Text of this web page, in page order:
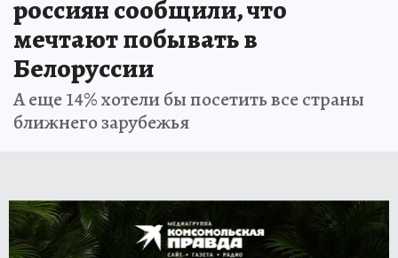
россиян сообщили, что
мечтают побывать в
Белоруссии
А еще 14% хотели бы посетить все страны
ближнего зарубежья